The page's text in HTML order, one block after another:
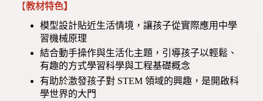
【教材特色】
模型設計貼近生活情境，讓孩子從實際應用中學
習機械原理
結合動手操作與生活化主題，引導孩子以輕鬆、
有趣的方式學習科學與工程基礎概念
有助於激發孩子對 STEM 領域的興趣，是開啟科
學世界的大門